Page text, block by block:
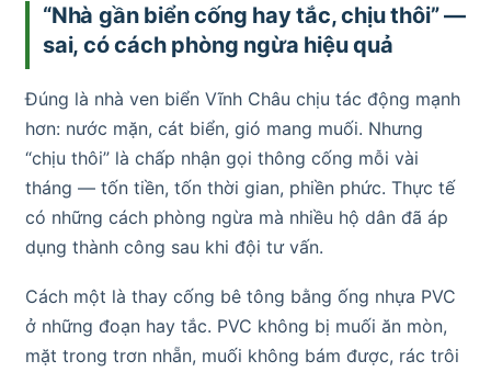
“Nhà gần biển cống hay tắc, chịu thôi” —
sai, có cách phòng ngừa hiệu quả
Đúng là nhà ven biển Vĩnh Châu chịu tác động mạnh
hơn: nước mặn, cát biển, gió mang muối. Nhưng
“chịu thôi” là chấp nhận gọi thông cống mỗi vài
tháng — tốn tiền, tốn thời gian, phiền phức. Thực tế
có những cách phòng ngừa mà nhiều hộ dân đã áp
dụng thành công sau khi đội tư vấn.
Cách một là thay cống bê tông bằng ống nhựa PVC
ở những đoạn hay tắc. PVC không bị muối ăn mòn,
mặt trong trơn nhẵn, muối không bám được, rác trôi